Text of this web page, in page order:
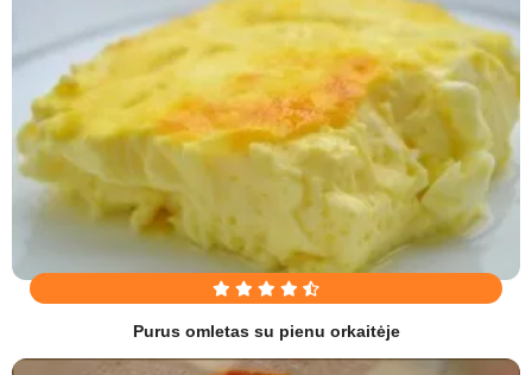
Purus omletas su pienu orkaitėje